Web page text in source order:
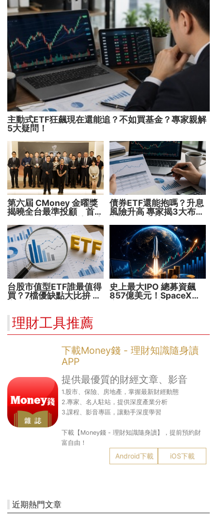
主動式ETF狂飆現在還能追？不如買基金？專家親解
5大疑問！
第六屆 CMoney 金曜獎
揭曉全台最準投顧 首度
用 助攻投顧、投信打造
下一代
債券ETF還能抱嗎？升息
風險升高 專家揭3大布局
台股市值型ETF誰最值得
買？7檔優缺點大比拚 找
史上最大IPO 總募資飆
857億美元！SpaceX升
理財工具推薦
下載Money錢 - 理財知識隨身讀
APP
提供最優質的財經文章、影音
1.股市、保險、房地產，掌握最新財經動態
2.專家、名人駐站，提供深度產業分析
3.課程、影音專區，讓動手深度學習
下載【Money錢 - 理財知識隨身讀】，提前預約財
富自由！
Android下載 iOS下載
近期熱門文章